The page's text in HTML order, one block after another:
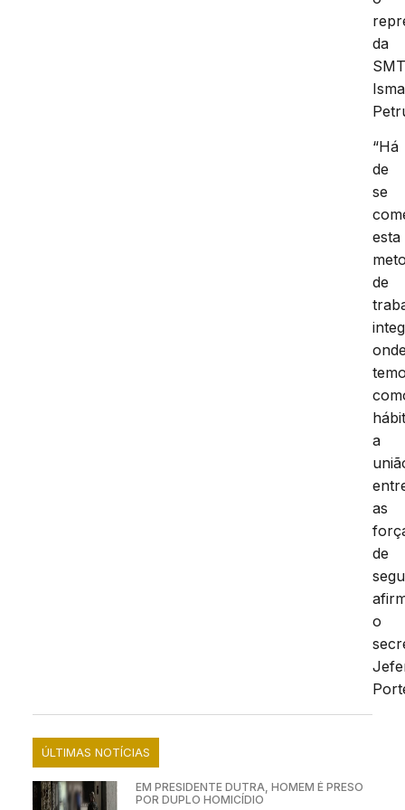
da
“Há
de
se
esta
de
a
as
de
o
ÚLTIMAS NOTÍCIAS
EM PRESIDENTE DUTRA, HOMEM É PRESO
POR DUPLO HOMICÍDIO